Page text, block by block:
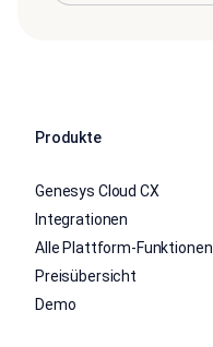
Produkte
Genesys Cloud CX
Integrationen
Alle Plattform-Funktionen
Preisübersicht
Demo